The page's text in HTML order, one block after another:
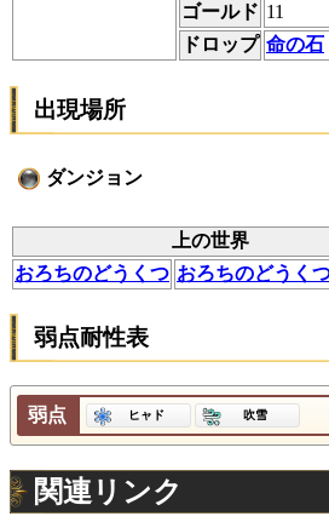
ゴールド 11
ドロップ 命の石
出現場所
ダンジョン
上の世界
おろちのどうくつ おろちのどうく
弱点耐性表
弱点 ヒャド 吹雪
関連リンク